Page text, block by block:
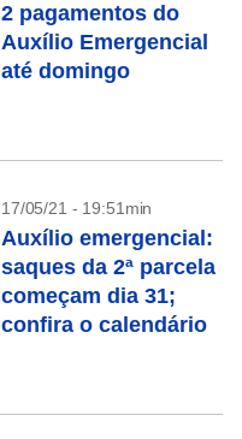
2 pagamentos do
Auxílio Emergencial
até domingo
17/05/21 - 19:51min
Auxílio emergencial:
saques da 2ª parcela
começam dia 31;
confira o calendário